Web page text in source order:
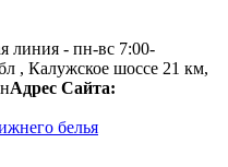
линия - пн-вс 7:00-
, Калужское шоссе 21 км,
Адрес Сайта:
белья